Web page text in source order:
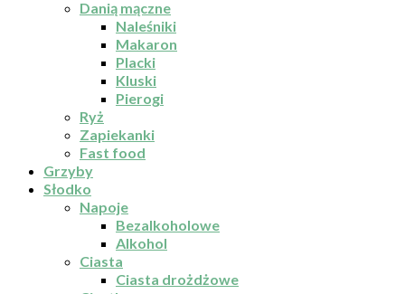
Danią mączne
Naleśniki
Makaron
Placki
Kluski
Pierogi
Ryż
Zapiekanki
Fast food
Grzyby
Słodko
Napoje
Bezalkoholowe
Alkohol
Ciasta
Ciasta drożdżowe